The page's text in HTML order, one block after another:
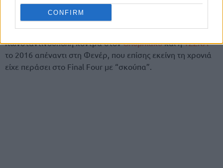
CONFIRM
Η τελευταία ομάδαπου το κατάφερε ήταν πέρυσι (2024-
25) η Φενέρ, που απέκλεισε με 3-0 την Παρί, ενώ είχε
προηγηθεί και πάλι η τουρκική ομάδατο 2017στην
Κωνσταντινούπολη κόντρα στονΟλυμπιακόκαι ηΤΣΣΚΑ
το 2016 απέναντι στη Φενέρ, που επίσης εκείνη τη χρονιά
είχε περάσει στο Final Four με “σκούπα”.